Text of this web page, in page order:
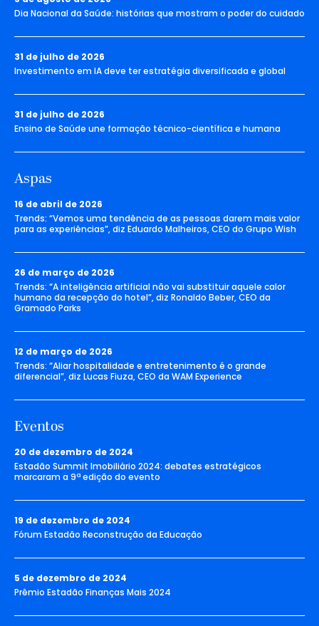
Dia Nacional da Saúde: histórias que mostram o poder do cuidado
31 de julho de 2026
Investimento em IA deve ter estratégia diversificada e global
31 de julho de 2026
Ensino de Saúde une formação técnico-científica e humana
Aspas
16 de abril de 2026
Trends: “Vemos uma tendência de as pessoas darem mais valor
para as experiências”, diz Eduardo Malheiros, CEO do Grupo Wish
26 de março de 2026
Trends: “A inteligência artificial não vai substituir aquele calor
humano da recepção do hotel”, diz Ronaldo Beber, CEO da
Gramado Parks
12 de março de 2026
Trends: “Aliar hospitalidade e entretenimento é o grande
diferencial”, diz Lucas Fiuza, CEO da WAM Experience
Eventos
20 de dezembro de 2024
Estadão Summit Imobiliário 2024: debates estratégicos
marcaram a 9ª edição do evento
19 de dezembro de 2024
Fórum Estadão Reconstrução da Educação
5 de dezembro de 2024
Prêmio Estadão Finanças Mais 2024